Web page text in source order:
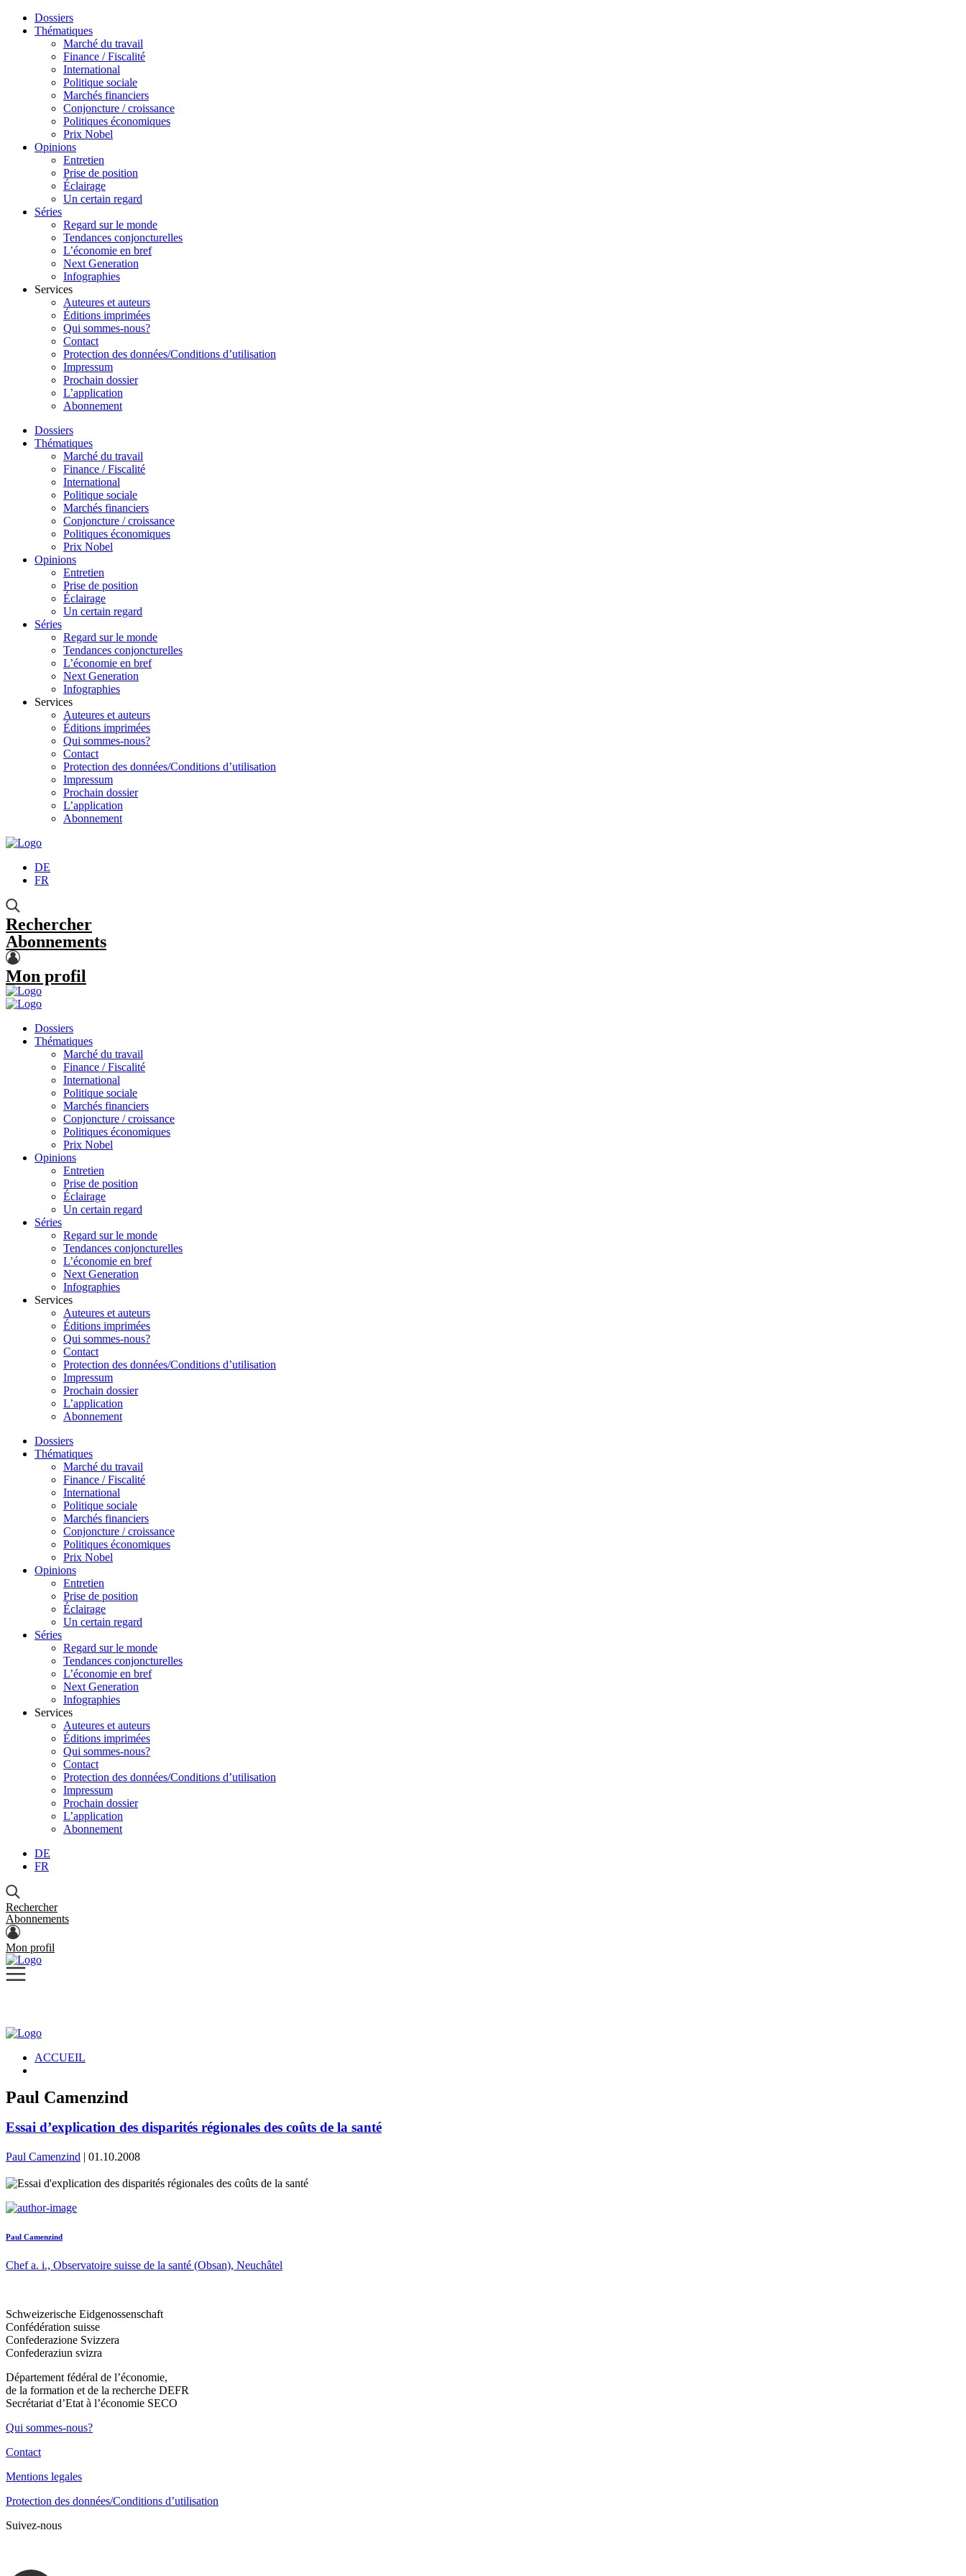
Dossiers
Thématiques
Marché du travail
Finance / Fiscalité
International
Politique sociale
Marchés financiers
Conjoncture / croissance
Politiques économiques
Prix Nobel
Opinions
Entretien
Prise de position
Éclairage
Un certain regard
Séries
Regard sur le monde
Tendances conjoncturelles
L’économie en bref
Next Generation
Infographies
Services
Auteures et auteurs
Éditions imprimées
Qui sommes-nous?
Contact
Protection des données/Conditions d’utilisation
Impressum
Prochain dossier
L’application
Abonnement
Dossiers
Thématiques
Marché du travail
Finance / Fiscalité
International
Politique sociale
Marchés financiers
Conjoncture / croissance
Politiques économiques
Prix Nobel
Opinions
Entretien
Prise de position
Éclairage
Un certain regard
Séries
Regard sur le monde
Tendances conjoncturelles
L’économie en bref
Next Generation
Infographies
Services
Auteures et auteurs
Éditions imprimées
Qui sommes-nous?
Contact
Protection des données/Conditions d’utilisation
Impressum
Prochain dossier
L’application
Abonnement
DE
FR
Rechercher
Abonnements
Mon profil
Dossiers
Thématiques
Marché du travail
Finance / Fiscalité
International
Politique sociale
Marchés financiers
Conjoncture / croissance
Politiques économiques
Prix Nobel
Opinions
Entretien
Prise de position
Éclairage
Un certain regard
Séries
Regard sur le monde
Tendances conjoncturelles
L’économie en bref
Next Generation
Infographies
Services
Auteures et auteurs
Éditions imprimées
Qui sommes-nous?
Contact
Protection des données/Conditions d’utilisation
Impressum
Prochain dossier
L’application
Abonnement
Dossiers
Thématiques
Marché du travail
Finance / Fiscalité
International
Politique sociale
Marchés financiers
Conjoncture / croissance
Politiques économiques
Prix Nobel
Opinions
Entretien
Prise de position
Éclairage
Un certain regard
Séries
Regard sur le monde
Tendances conjoncturelles
L’économie en bref
Next Generation
Infographies
Services
Auteures et auteurs
Éditions imprimées
Qui sommes-nous?
Contact
Protection des données/Conditions d’utilisation
Impressum
Prochain dossier
L’application
Abonnement
DE
FR
Rechercher
Abonnements
Mon profil
ACCUEIL
Paul Camenzind
Essai d’explication des disparités régionales des coûts de la santé
Paul Camenzind | 01.10.2008
Paul Camenzind
Chef a. i., Observatoire suisse de la santé (Obsan), Neuchâtel
Schweizerische Eidgenossenschaft
Confédération suisse
Confederazione Svizzera
Confederaziun svizra
Département fédéral de l’économie,
de la formation et de la recherche DEFR
Secrétariat d’Etat à l’économie SECO
Qui sommes-nous?
Contact
Mentions legales
Protection des données/Conditions d’utilisation
Suivez-nous